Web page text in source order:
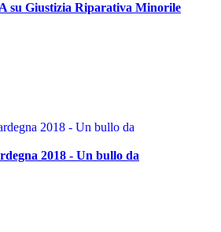
su Giustizia Riparativa Minorile
2018 - Un bullo da